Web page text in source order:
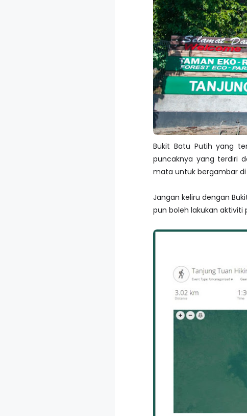
Bukit Batu Putih yang
puncaknya yang terdiri
mata untuk bergambar di
Jangan keliru dengan
pun boleh lakukan aktiviti